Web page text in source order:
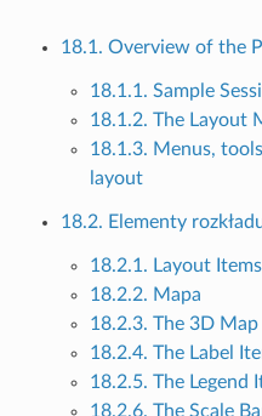
18.1. Overview of the
18.1.1. Sample
18.1.2. The Layout
18.1.3. Menus,
layout
18.2. Elementy
18.2.1. Layout
18.2.2. Mapa
18.2.3. The 3D
18.2.4. The Label
18.2.5. The Legend
18.2.6. The Scale